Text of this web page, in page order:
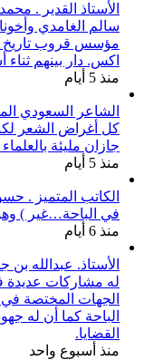
الأستاذ القدير .
سالم الغامدي
مؤسس قروب تاريخ
اكس. دار بينهم ثناء
منذ 5 أيام
الشاعر السعودي
كل أغراض الشعر
جازان مليئة
منذ 5 أيام
الكاتب المتميز .
في الباحة…غير )
منذ 6 أيام
الأستاذ. عبدالله
له مشاركات عديدة
الجهات المختصة
الباحة كما أن له
القضايا.
منذ أسبوع واحد